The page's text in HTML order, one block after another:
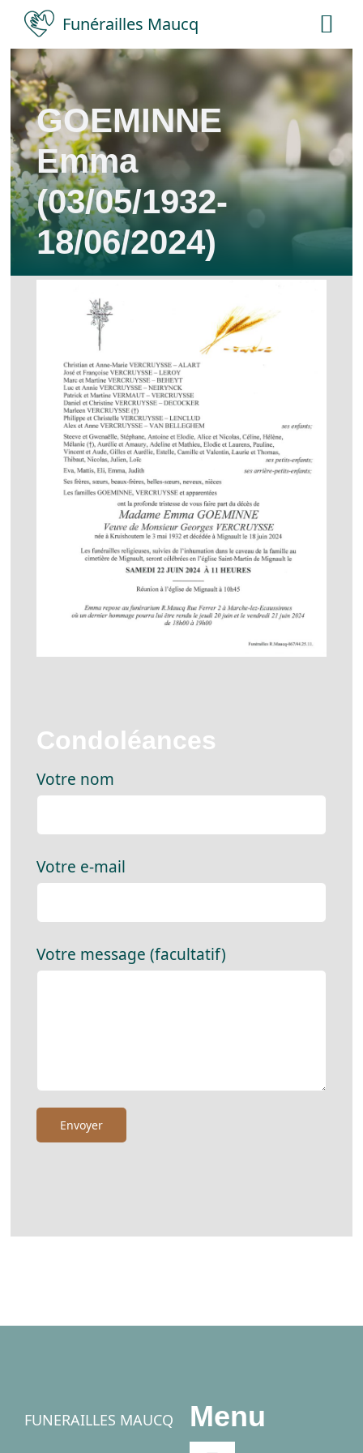
Skip
to
content
Funérailles Maucq
Accueil
Salles
Services
Nécrologies
GOEMINNE
Emma
(03/05/1932-
18/06/2024)
Condoléances
Votre nom
Votre e-mail
Votre message (facultatif)
FUNERAILLES MAUCQ Menu